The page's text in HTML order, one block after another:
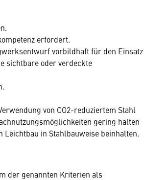
erfordert.
vorbildhaft für den Einsatz
sichtbare oder verdeckte
von CO2-reduziertem Stahl
gering halten
in Stahlbauweise beinhalten.
der genannten Kriterien als